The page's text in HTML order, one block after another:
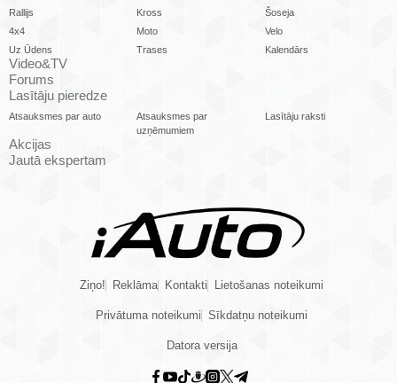
Rallijs Kross
Šoseja
4x4
Moto
Velo
Uz Ūdens
Trases Kalendārs
Video&TV
Forums
Lasītāju pieredze
Atsauksmes par auto
Atsauksmes par
uzņēmumiem
Lasītāju raksti
Akcijas
Jautā ekspertam
Ziņo! Reklāma Kontakti Lietošanas noteikumi
Privātuma noteikumi Sīkdatņu noteikumi
Datora versija